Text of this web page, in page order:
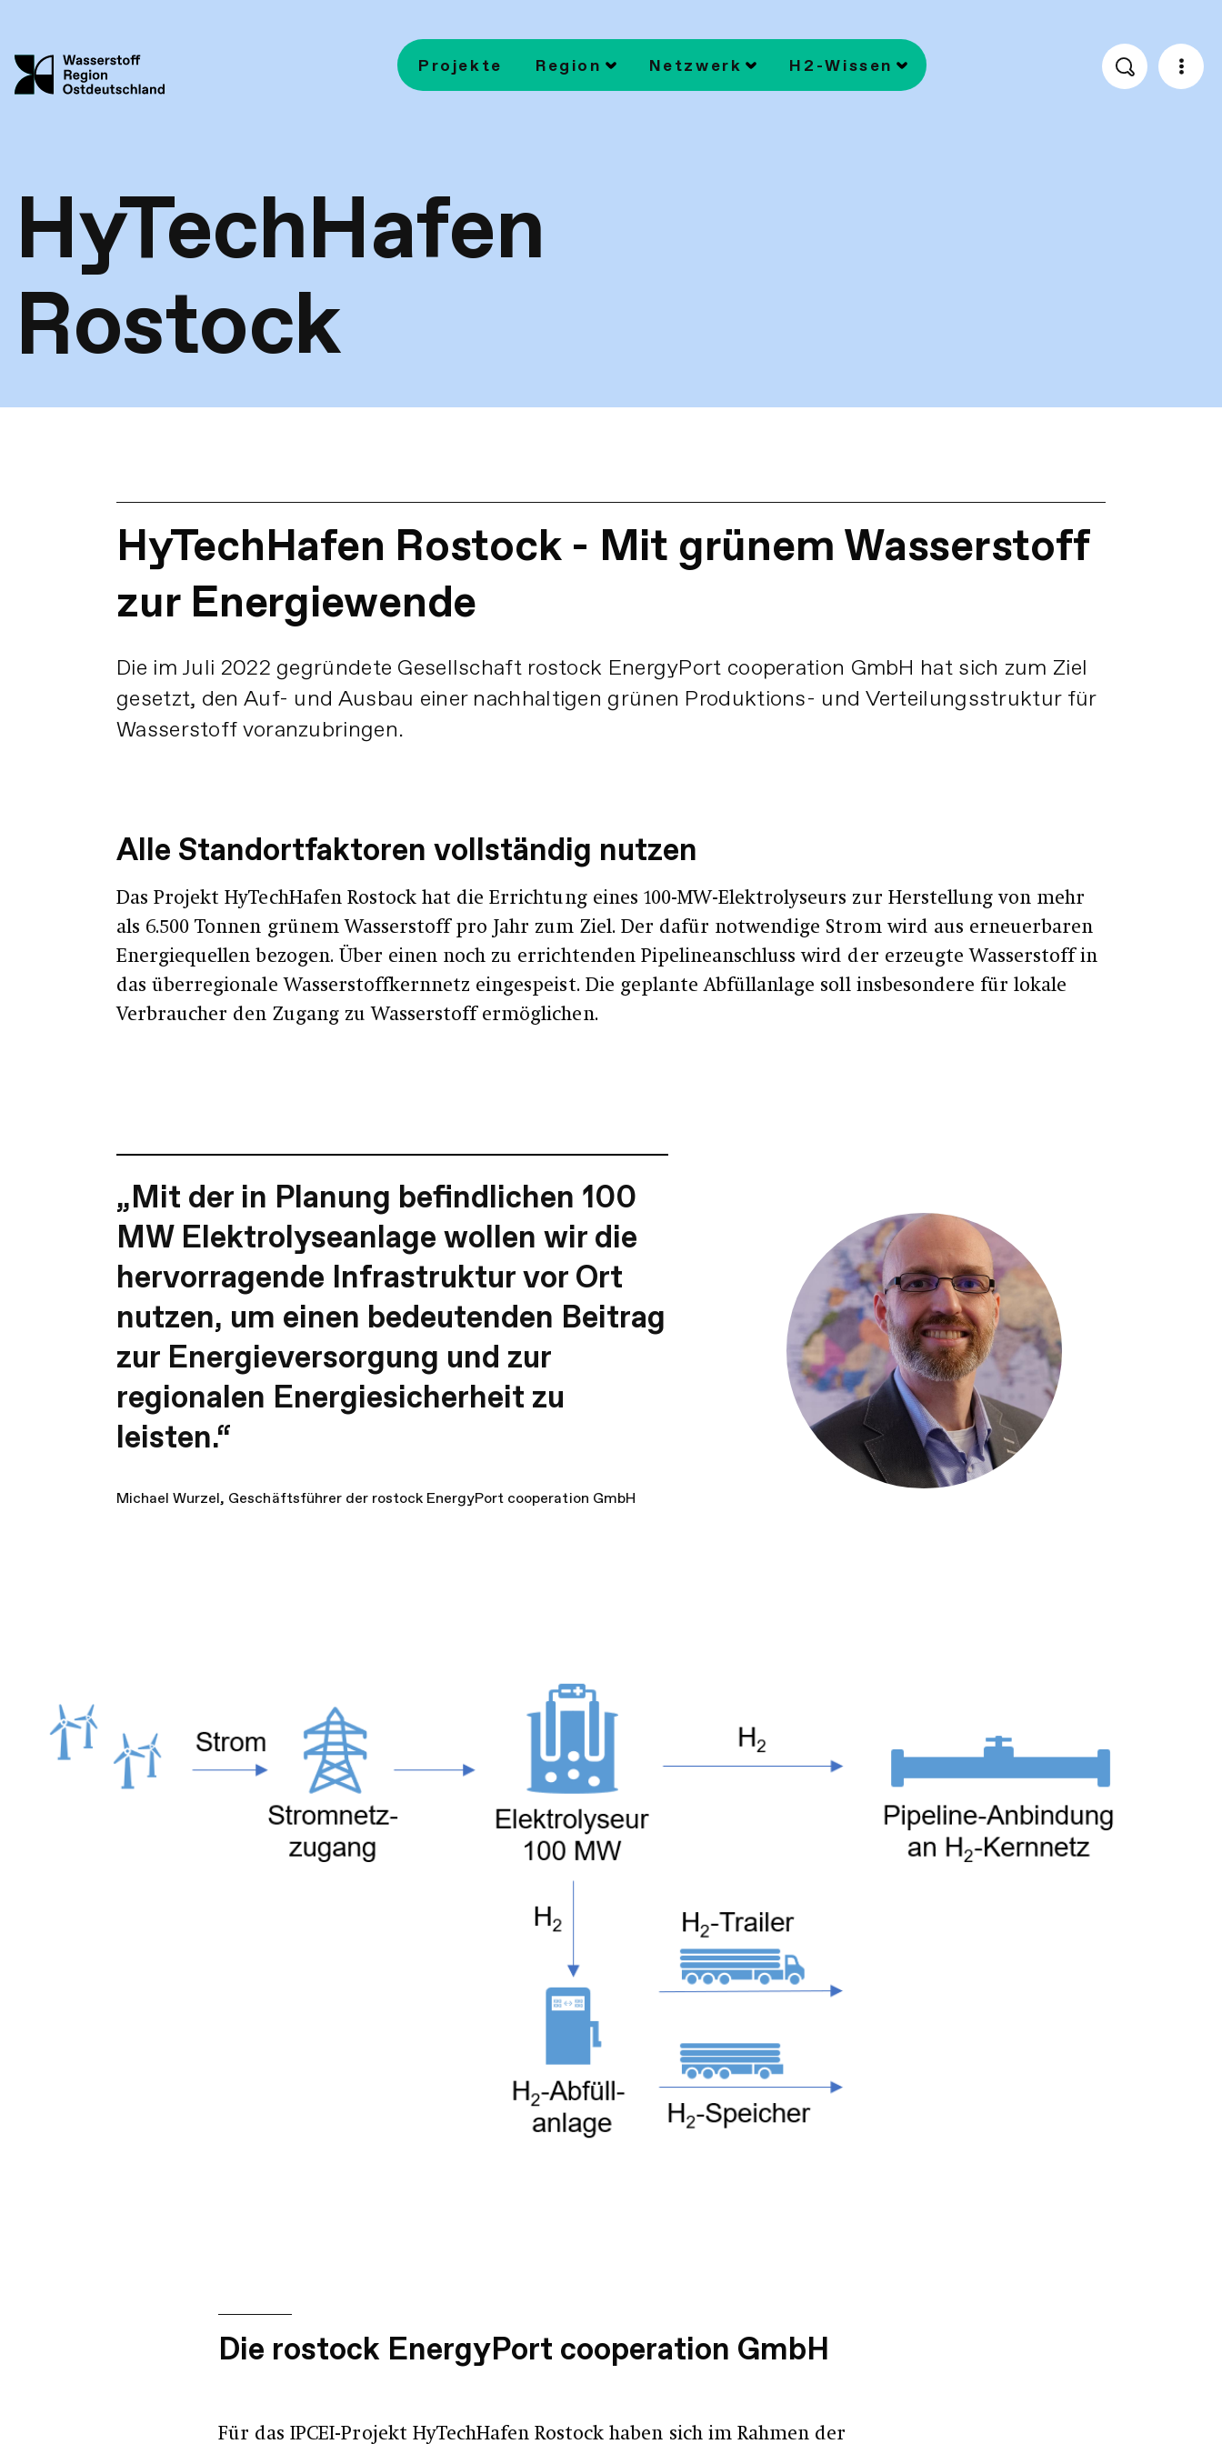
Inhalt
Projekte Region Netzwerk H2-Wissen EN
HyTechHafen
Rostock
HyTechHafen Rostock - Mit grünem Wasserstoff
zur Energiewende
Die im Juli 2022 gegründete Gesellschaft rostock EnergyPort cooperation GmbH hat sich zum Ziel
gesetzt, den Auf- und Ausbau einer nachhaltigen grünen Produktions- und Verteilungsstruktur für
Wasserstoff voranzubringen.
Alle Standortfaktoren vollständig nutzen
Das Projekt HyTechHafen Rostock hat die Errichtung eines 100-MW-Elektrolyseurs zur Herstellung von mehr
als 6.500 Tonnen grünem Wasserstoff pro Jahr zum Ziel. Der dafür notwendige Strom wird aus erneuerbaren
Energiequellen bezogen. Über einen noch zu errichtenden Pipelineanschluss wird der erzeugte Wasserstoff in
das überregionale Wasserstoffkernnetz eingespeist. Die geplante Abfüllanlage soll insbesondere für lokale
Verbraucher den Zugang zu Wasserstoff ermöglichen.
„Mit der in Planung befindlichen 100
MW Elektrolyseanlage wollen wir die
hervorragende Infrastruktur vor Ort
nutzen, um einen bedeutenden Beitrag
zur Energieversorgung und zur
regionalen Energiesicherheit zu
leisten.“
Michael Wurzel, Geschäftsführer der rostock EnergyPort cooperation GmbH
Die rostock EnergyPort cooperation GmbH
Für das IPCEI-Projekt HyTechHafen Rostock haben sich im Rahmen der